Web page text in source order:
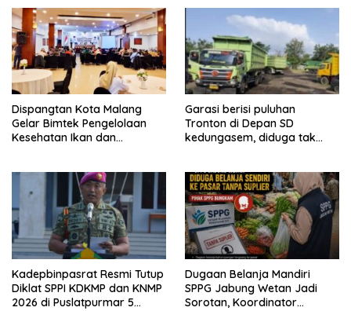
Dispangtan Kota Malang
Gelar Bimtek Pengelolaan
Kesehatan Ikan dan
Garasi berisi puluhan
Tronton di Depan SD
kedungasem, diduga tak
Kadepbinpasrat Resmi Tutup
Diklat SPPI KDKMP dan KNMP
2026 di Puslatpurmar 5
Dugaan Belanja Mandiri
SPPG Jabung Wetan Jadi
Sorotan, Koordinator